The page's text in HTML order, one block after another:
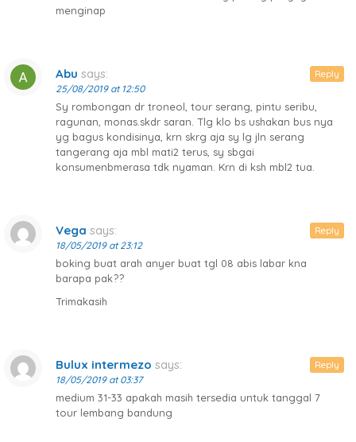
menginap
Abu says:
25/08/2019 at 12:50
Sy rombongan dr troneol, tour serang, pintu seribu,
ragunan, monas.skdr saran. Tlg klo bs ushakan bus nya
yg bagus kondisinya, krn skrg aja sy lg jln serang
tangerang aja mbl mati2 terus, sy sbgai
konsumenbmerasa tdk nyaman. Krn di ksh mbl2 tua.
Reply
Vega says:
18/05/2019 at 23:12
boking buat arah anyer buat tgl 08 abis labar kna
barapa pak??
Trimakasih
Reply
Bulux intermezo says:
18/05/2019 at 03:37
medium 31-33 apakah masih tersedia untuk tanggal 7
tour lembang bandung
Reply